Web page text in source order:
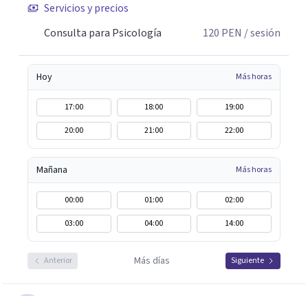
Servicios y precios
Consulta para Psicología
120 PEN / sesión
Hoy Más horas
17:00 18:00
19:00
20:00
21:00 22:00
Mañana Más horas
00:00 01:00
02:00
03:00
04:00 14:00
Anterior Más días Siguiente